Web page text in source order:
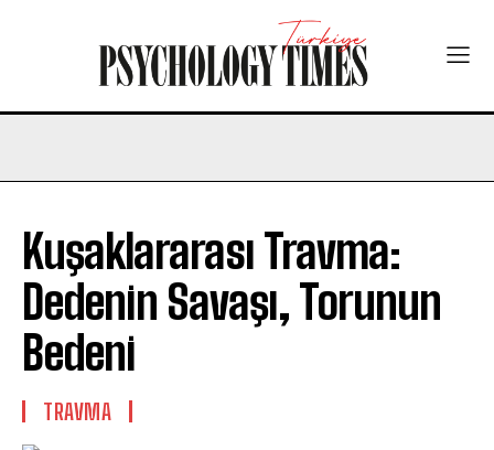
Kuşaklararası Travma:
Dedenin Savaşı, Torunun
Bedeni
TRAVMA